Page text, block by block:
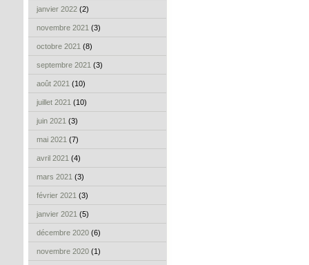
janvier 2022 (2)
novembre 2021 (3)
octobre 2021 (8)
septembre 2021 (3)
août 2021 (10)
juillet 2021 (10)
juin 2021 (3)
mai 2021 (7)
avril 2021 (4)
mars 2021 (3)
février 2021 (3)
janvier 2021 (5)
décembre 2020 (6)
novembre 2020 (1)